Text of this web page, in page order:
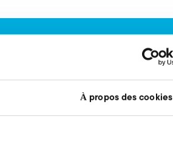
À propos des cookies
Demander maintenant